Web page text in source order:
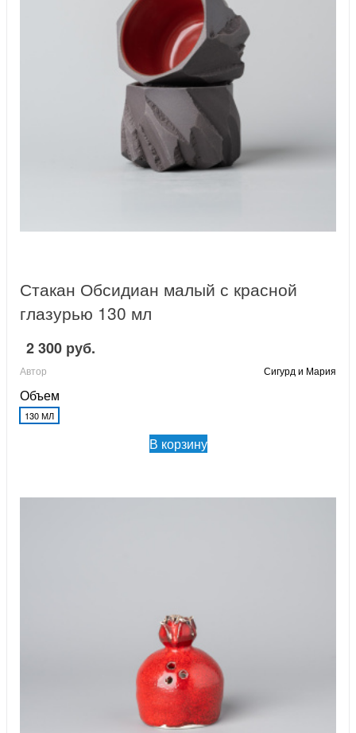
Стакан Обсидиан малый с красной
глазурью 130 мл
2 300 руб.
Автор Сигурд и Мария
Объем
130 МЛ
В корзину